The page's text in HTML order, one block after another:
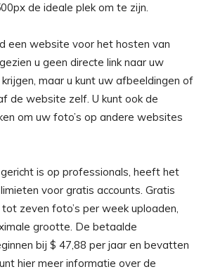
de ideale plek om te zijn.
een website voor het hosten van
u geen directe link naar uw
maar u kunt uw afbeeldingen of
de website zelf. U kunt ook de
om uw foto’s op andere websites
is op professionals, heeft het
voor gratis accounts. Gratis
zeven foto’s per week uploaden,
grootte. De betaalde
bij $ 47,88 per jaar en bevatten
hier meer informatie over de